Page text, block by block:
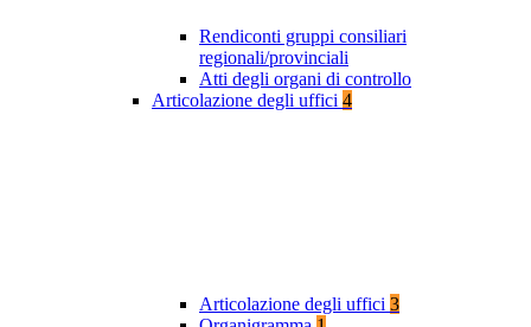
Rendiconti gruppi consiliari
regionali/provinciali
Atti degli organi di controllo
Articolazione degli uffici 4
Articolazione degli uffici 3